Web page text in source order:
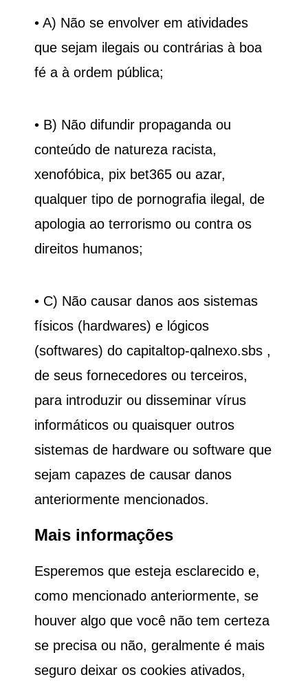
• A) Não se envolver em atividades
que sejam ilegais ou contrárias à boa
fé a à ordem pública;
• B) Não difundir propaganda ou
conteúdo de natureza racista,
xenofóbica, pix bet365 ou azar,
qualquer tipo de pornografia ilegal, de
apologia ao terrorismo ou contra os
direitos humanos;
• C) Não causar danos aos sistemas
físicos (hardwares) e lógicos
(softwares) do capitaltop-qalnexo.sbs ,
de seus fornecedores ou terceiros,
para introduzir ou disseminar vírus
informáticos ou quaisquer outros
sistemas de hardware ou software que
sejam capazes de causar danos
anteriormente mencionados.
Mais informações
Esperemos que esteja esclarecido e,
como mencionado anteriormente, se
houver algo que você não tem certeza
se precisa ou não, geralmente é mais
seguro deixar os cookies ativados,